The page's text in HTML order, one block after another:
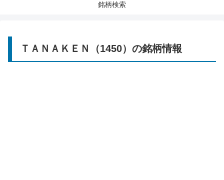
銘柄検索
ＴＡＮＡＫＥＮ（1450）の銘柄情報